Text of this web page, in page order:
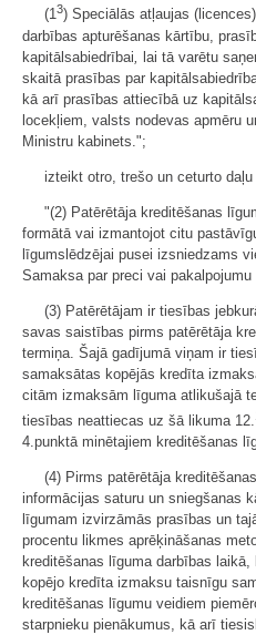
(13) Speciālās atļaujas
darbības apturēšanas kārtību,
kapitālsabiedrībai lai tā varētu
skaitā prasības par
kā arī prasības attiecībā uz
locekļiem, valsts nodevas apmēru
Ministru kabinets.";
izteikt otro, trešo un ceturto
"(2) Patērētāja kreditēšanas
formātā vai izmantojot citu
līgumslēdzējai pusei izsniedzams
Samaksa par preci vai pakalpojumu
(3) Patērētājam ir tiesības
savas saistības pirms patērētāja
termiņa. Šajā gadījumā viņam ir
samaksātas kopējās kredīta
citām izmaksām līguma atlikušajā
tiesības neattiecas uz šā likuma 12.
4.punktā minētajiem kreditēšanas
(4) Pirms patērētāja
informācijas saturu un sniegšanas
līgumam izvirzāmās prasības un
procentu likmes aprēķināšanas
kreditēšanas līguma darbības
kopējo kredīta izmaksu taisnīgu
kreditēšanas līgumu veidiem
starpnieku pienākumus, kā arī